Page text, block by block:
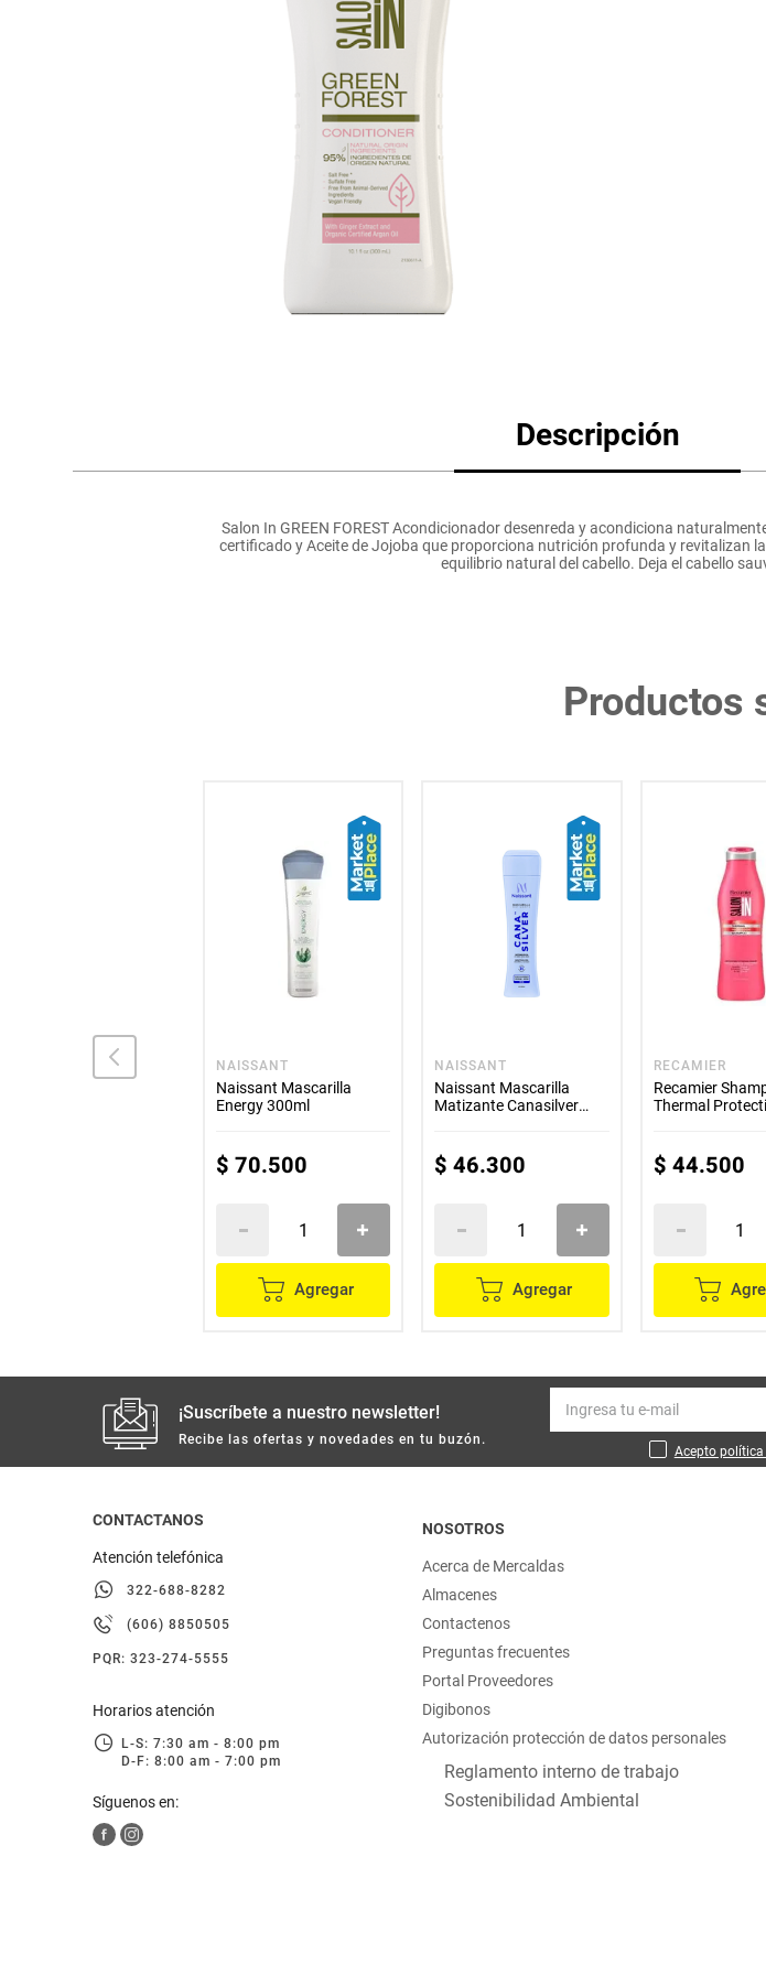
Descripción
Salon In GREEN FOREST Acondicionador desenreda y acondiciona
certificado y Aceite de Jojoba que proporciona nutrición profunda y revitalizan
equilibrio natural del cabello. Deja el cabello
Productos
NAISSANT
Naissant Mascarilla
Energy 300ml
$ 70.500
Agregar
NAISSANT
Naissant Mascarilla
Matizante Canasilver
$ 46.300
Agregar
RECAMIER
Recamier
Thermal
$ 44.500
¡Suscríbete a nuestro newsletter!
Recibe las ofertas y novedades en tu buzón.
Acepto
CONTACTANOS
Atención telefónica
322-688-8282
(606) 8850505
PQR: 323-274-5555
Horarios atención
L-S: 7:30 am - 8:00 pm
D-F: 8:00 am - 7:00 pm
Síguenos en:
NOSOTROS
Acerca de Mercaldas
Almacenes
Contactenos
Preguntas frecuentes
Portal Proveedores
Digibonos
Autorización protección de datos personales
Reglamento interno de trabajo
Sostenibilidad Ambiental
Mantequilla